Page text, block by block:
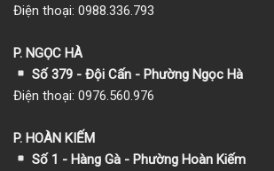
Điện thoại: 0988.336.793
P. NGỌC HÀ
Số 379 - Đội Cấn - Phường Ngọc Hà
Điện thoại: 0976.560.976
P. HOÀN KIẾM
Số 1 - Hàng Gà - Phường Hoàn Kiếm